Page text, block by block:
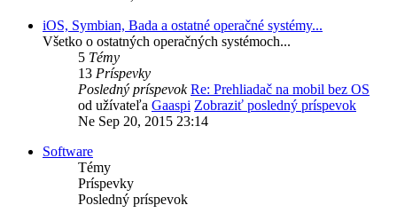
iOS, Symbian, Bada a ostatné operačné systémy...
Všetko o ostatných operačných systémoch...
5 Témy
13 Príspevky
Posledný príspevok Re: Prehliadač na mobil bez OS
od užívateľa Gaaspi Zobraziť posledný príspevok
Ne Sep 20, 2015 23:14
Software
Témy
Príspevky
Posledný príspevok